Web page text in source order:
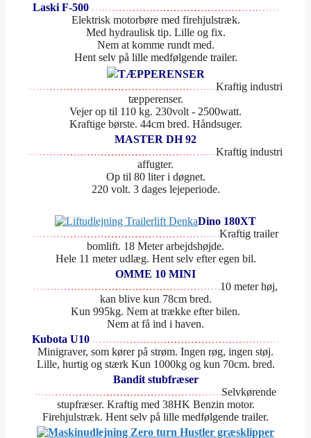
Laski F-500
Elektrisk motorbøre med firehjulstræk.
Med hydraulisk tip. Lille og fix.
Nem at komme rundt med.
Hent selv på lille medfølgende trailer.
TÆPPERENSER
Kraftig industri
tæpperenser.
Vejer op til 110 kg. 230volt - 2500watt.
Kraftige børste. 44cm bred. Håndsuger.
MASTER DH 92
Kraftig industri
affugter.
Op til 80 liter i døgnet.
220 volt. 3 dages lejeperiode.
Dino 180XT
Kraftig trailer
bomlift. 18 Meter arbejdshøjde.
Hele 11 meter udlæg. Hent selv efter egen bil.
OMME 10 MINI
10 meter høj,
kan blive kun 78cm bred.
Kun 995kg. Nem at trække efter bilen.
Nem at få ind i haven.
Kubota U10
Minigraver, som kører på strøm. Ingen røg, ingen støj.
Lille, hurtig og stærk Kun 1000kg og kun 70cm. bred.
Bandit stubfræser
Selvkørende
stupfræser. Kraftig med 38HK Benzin motor.
Firehjulstræk. Hent selv på lille medfølgende trailer.